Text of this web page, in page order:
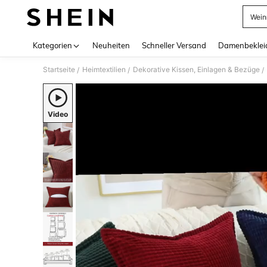
Kategorien Neuheiten Schneller Versand
Startseite / Heimtextilien / Dekorative Kissen, Einlagen & Bezüge /
Video